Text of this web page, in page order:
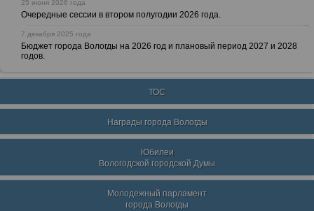
25 июня 2026 года
Очередные сессии в втором полугодии 2026 года.
7 декабря 2025 года
Бюджет города Вологды на 2026 год и плановый период 2027 и 2028
годов.
ТОС
Награды города Вологды
Юбилеи
Вологодской городской Думы
Молодежный парламент
города Вологды